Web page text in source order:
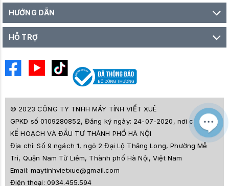
HƯỚNG DẪN
HỖ TRỢ
© 2023 CÔNG TY TNHH MÁY TÍNH VIẾT XUÊ
GPKD số 0109280852, Đăng ký ngày: 24-07-2020, nơi cấp SỞ
KẾ HOẠCH VÀ ĐẦU TƯ THÀNH PHỐ HÀ NỘI
Địa chỉ:Số 9 ngách 1, ngõ 2 Đại Lộ Thăng Long, Phường Mễ
Trì, Quận Nam Từ Liêm, Thành phố Hà Nội, Việt Nam
Email:maytinhvietxue@gmail.com
Điện thoại: 0934.455.594